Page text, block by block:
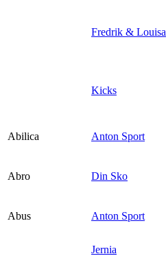
Fredrik & Louisa
Kicks
Abilica Anton Sport
Abro Din Sko
Abus Anton Sport
Jernia